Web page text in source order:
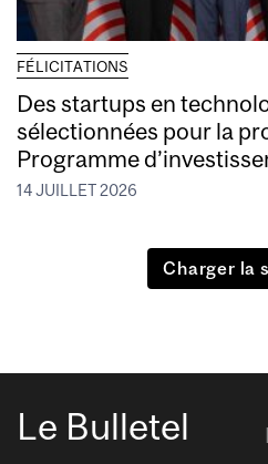
FÉLICITATIONS
Des startups en
sélectionnées pour la
Programme
14 JUILLET 2026
Charger la
Le Bulletel